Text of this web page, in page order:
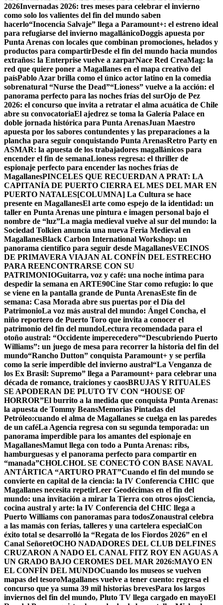
2026Invernadas 2026: tres meses para celebrar el invierno
como solo los valientes del fin del mundo saben
hacerlo“Inocencia Salvaje” llega a Paramount+: el estreno ideal
para refugiarse del invierno magallánicoDoggis apuesta por
Punta Arenas con locales que combinan promociones, helados y
productos para compartirDesde el fin del mundo hacia mundos
extraños: la Enterprise vuelve a zarparNace Red CreaMag: la
red que quiere poner a Magallanes en el mapa creativo del
paísPablo Azar brilla como el único actor latino en la comedia
sobrenatural “Nurse the Dead”“Lioness” vuelve a la acción: el
panorama perfecto para las noches frías del surOjo de Pez
2026: el concurso que invita a retratar el alma acuática de Chile
abre su convocatoriaEl ajedrez se toma la Galería Palace en
doble jornada histórica para Punta ArenasJuan Maestro
apuesta por los sabores contundentes y las preparaciones a la
plancha para seguir conquistando Punta ArenasRetro Party en
ASMAR: la apuesta de los trabajadores magallánicos para
encender el fin de semanaLioness regresa: el thriller de
espionaje perfecto para encender las noches frías de
MagallanesPINCELES QUE RECUERDAN A PRAT: LA
CAPITANÍA DE PUERTO CIERRA EL MES DEL MAR EN
PUERTO NATALES[COLUMNA] La Cultura se hace
presente en MagallanesEl arte como espejo de la identidad: un
taller en Punta Arenas une pintura e imagen personal bajo el
nombre de “luz”La magia medieval vuelve al sur del mundo: la
Sociedad Tolkien anuncia una nueva Feria Medieval en
MagallanesBlack Carbon International Workshop: un
panorama científico para seguir desde MagallanesVECINOS
DE PRIMAVERA VIAJAN AL CONFÍN DEL ESTRECHO
PARA REENCONTRARSE CON SU
PATRIMONIOGuitarra, voz y café: una noche íntima para
despedir la semana en ARTE90Cine Star como refugio: lo que
se viene en la pantalla grande de Punta ArenasEste fin de
semana: Casa Morada abre sus puertas por el Día del
PatrimonioLa voz más austral del mundo: Ángel Concha, el
niño reportero de Puerto Toro que invita a conocer el
patrimonio del fin del mundoLectura recomendada para el
otoño austral: “Occidente imperecedero”“Descubriendo Puerto
Williams”: un juego de mesa para recorrer la historia del fin del
mundo“Rancho Dutton” conquista Paramount+ y se perfila
como la serie imperdible del invierno austral“La Venganza de
los Ex Brasil: Supremo” llega a Paramount+ para celebrar una
década de romance, traiciones y caosBRUJAS Y RITUALES
SE APODERAN DE PLUTO TV CON “HOUSE OF
HORROR”El burrito a la medida que conquista Punta Arenas:
la apuesta de Tommy BeansMemorias Pintadas del
Petróleo:cuando el alma de Magallanes se cuelga en las paredes
de un caféLa Agencia regresa con su segunda temporada: un
panorama imperdible para los amantes del espionaje en
MagallanesMamut llega con todo a Punta Arenas: ribs,
hamburguesas y el panorama perfecto para compartir en
“manada”CHOLCHOL SE CONECTÓ CON BASE NAVAL
ANTÁRTICA “ARTURO PRAT”Cuando el fin del mundo se
convierte en capital de la ciencia: la IV Conferencia CHIC que
Magallanes necesita repetirLeer Geodécimas en el fin del
mundo: una invitación a mirar la Tierra con otros ojosCiencia,
cocina austral y arte: la IV Conferencia del CHIC llega a
Puerto Williams con panoramas para todosZonaustral celebra
a las mamás con ferias, talleres y una cartelera especialCon
éxito total se desarrolló la “Regata de los Fiordos 2026” en el
Canal SeñoretOCHO NADADORES DEL CLUB DELFINES
CRUZARON A NADO EL CANAL FITZ ROY EN AGUAS A
UN GRADO BAJO CEROMES DEL MAR 2026:MAYO EN
EL CONFÍN DEL MUNDOCuando los museos se vuelven
mapas del tesoroMagallanes vuelve a tener cuento: regresa el
concurso que ya suma 39 mil historias brevesPara los largos
inviernos del fin del mundo, Pluto TV llega cargado en mayoEl